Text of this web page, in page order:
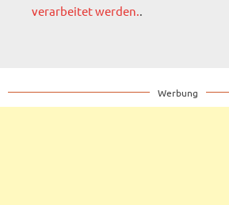
verarbeitet werden..
Werbung